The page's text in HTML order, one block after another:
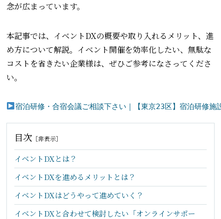
念が広まっています。
本記事では、イベントDXの概要や取り入れるメリット、進
め方について解説。イベント開催を効率化したい、無駄な
コストを省きたい企業様は、ぜひご参考になさってくださ
い。
宿泊研修・合宿会議ご相談下さい｜【東京23区】宿泊研
目次 ［非表示］
イベントDXとは？
イベントDXを進めるメリットとは？
イベントDXはどうやって進めていく？
イベントDXと合わせて検討したい「オンラインサポー